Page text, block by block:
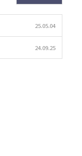
25.05.04
24.09.25